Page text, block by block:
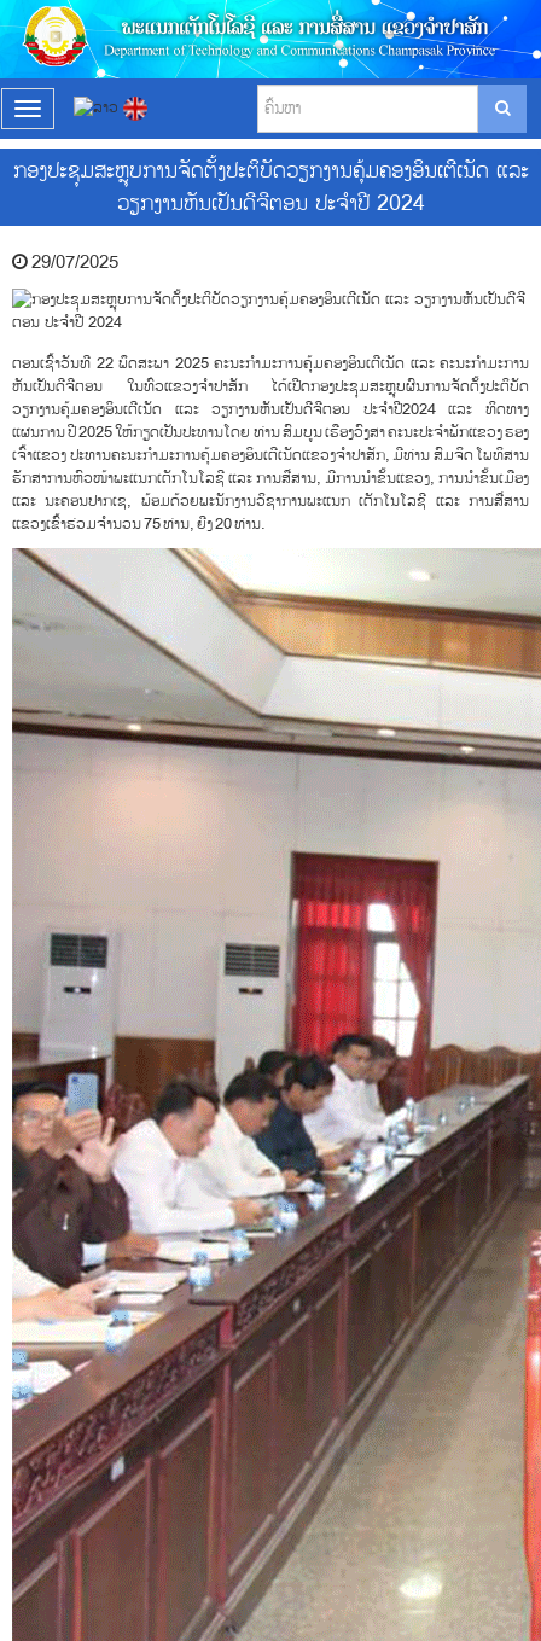
T
o
g
g
e
a
v
i
a
t
i
o
n
ກອງປະຊຸມສະຫຼຸບການຈັດຕັ້ງປະຕິບັດວຽກງານຄຸ້ມຄອງອິນເຕີເນັດ ແລະ
ວຽກງານຫັນເປັນດີຈີຕອນ ປະຈຳປີ 2024
29/07/2025
ຕອນເຊົ້າວັນທີ 22 ພຶດສະພາ 2025 ຄະນະກຳມະການຄຸ້ມຄອງອິນເຕີເນັດ ແລະ ຄະນະກຳມະການ
ຫັນເປັນດີຈີຕອນ ໃນທົ່ວແຂວງຈຳປາສັກ ໄດ້ເປີດກອງປະຊຸມສະຫຼຸບຜົນການຈັດຕັ້ງປະຕິບັດ
ວຽກງານຄຸ້ມຄອງອິນເຕີເນັດ ແລະ ວຽກງານຫັນເປັນດີຈີຕອນ ປະຈຳປີ2024 ແລະ ທິດທາງ
ແຜນການ ປີ 2025 ໃຫ້ກຽດເປັນປະທານໂດຍ ທ່ານ ສົມບູນ ເຮືອງວົງສາ ຄະນະປະຈຳພັກແຂວງ ຮອງ
ເຈົ້າແຂວງ ປະທານຄະນະກຳມະການຄຸ້ມຄອງອິນເຕີເນັດແຂວງຈຳປາສັກ, ມີທ່ານ ສົມຈິດ ໂພທິສານ
ຮັກສາການຫົວໜ້າພະແນກເຕັກໂນໂລຊີ ແລະ ການສື່ສານ, ມີການນຳຂັ້ນແຂວງ, ການນຳຂັ້ນເມືອງ
ແລະ ນະຄອນປາກເຊ, ພ້ອມດ້ວຍພະນັກງານວິຊາການພະແນກ ເຕັກໂນໂລຊີ ແລະ ການສື່ສານ
ແຂວງເຂົ້າຮ່ວມຈຳນວນ 75 ທ່ານ, ຍີງ 20 ທ່ານ.